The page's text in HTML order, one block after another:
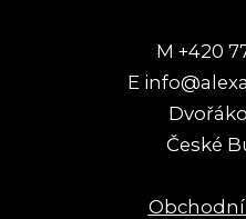
M +420
E
České